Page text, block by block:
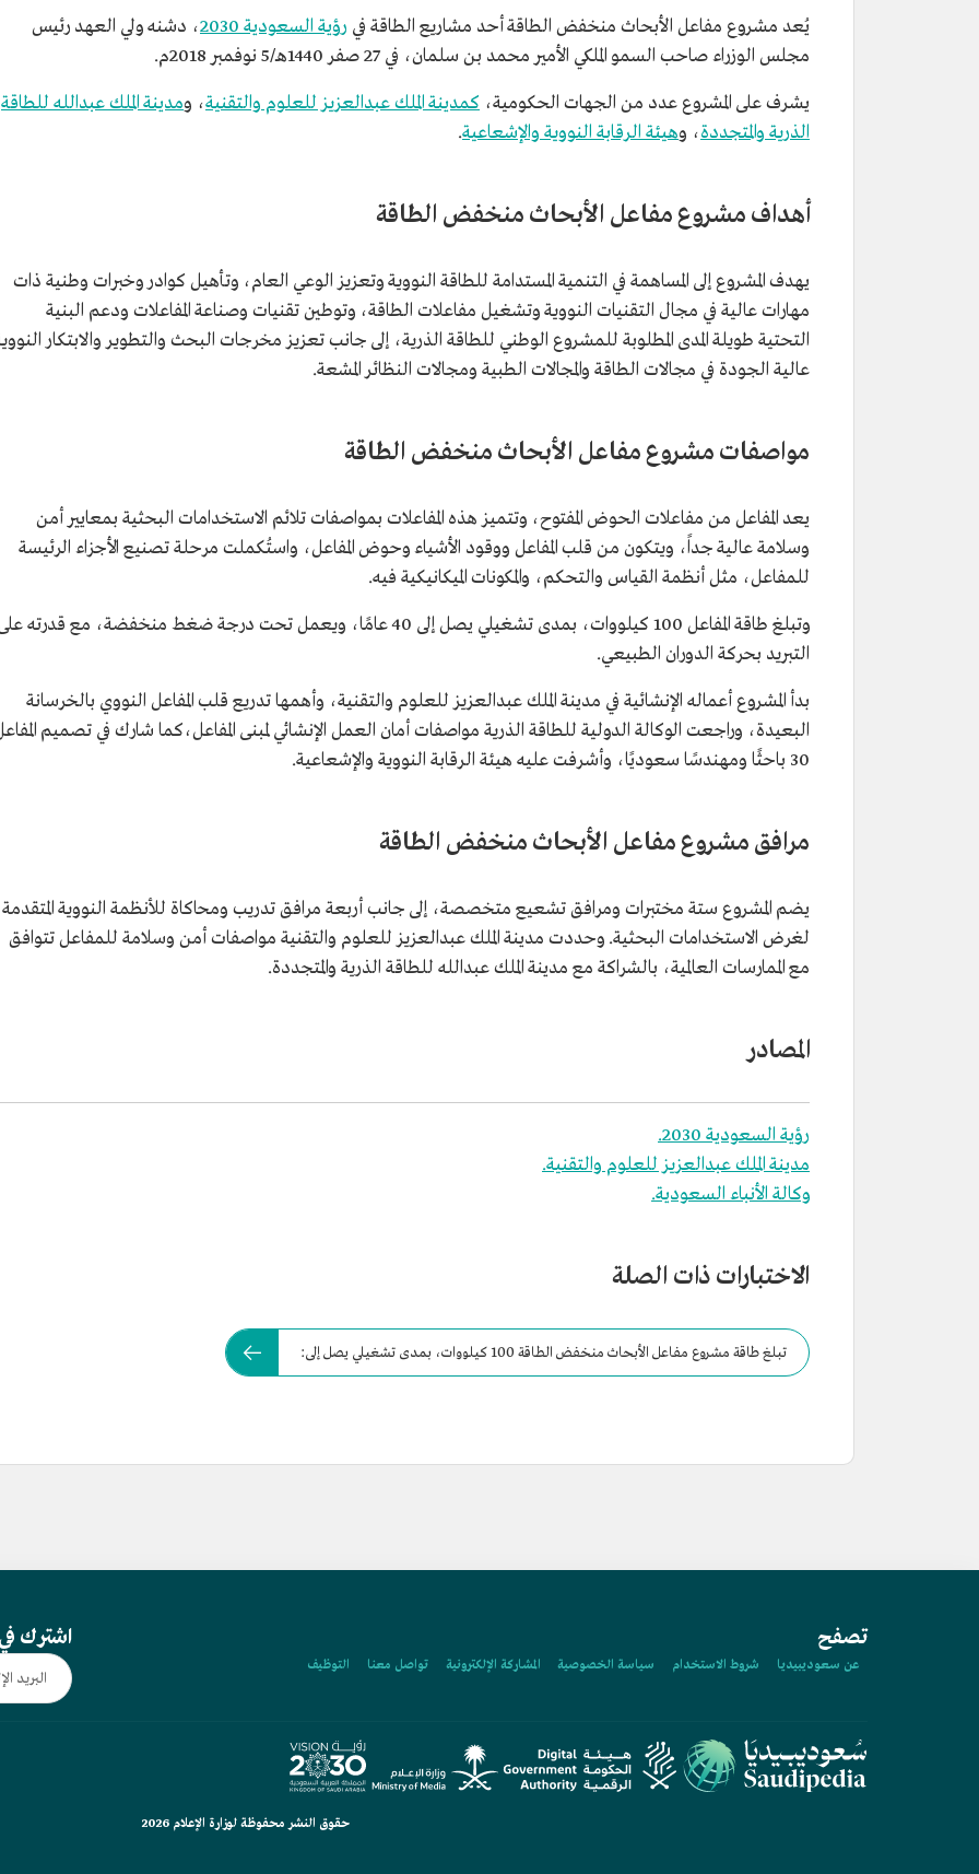
يُعد مشروع مفاعل الأبحاث منخفض الطاقة أحد مشاريع الطاقة في رؤية السعودية 2030
، دشنه ولي العهد رئيس
مجلس الوزراء صاحب السمو الملكي الأمير محمد بن سلمان، في 27 صفر 1440هـ/5 نوفمبر 2018م.
يشرف على المشروع عدد من الجهات الحكومية، كمدينة الملك عبدالعزيز للعلوم والتقنية، ومدينة الملك عبدالله للطاقة
الذرية والمتجددة، وهيئة الرقابة النووية والإشعاعية.
أهداف مشروع مفاعل الأبحاث منخفض الطاقة
يهدف المشروع إلى المساهمة في التنمية المستدامة للطاقة النووية وتعزيز الوعي العام، وتأهيل كوادر وخبرات وطنية ذات
مهارات عالية في مجال التقنيات النووية وتشغيل مفاعلات الطاقة، وتوطين تقنيات وصناعة المفاعلات ودعم البنية
التحتية طويلة المدى المطلوبة للمشروع الوطني للطاقة الذرية، إلى جانب تعزيز مخرجات البحث والتطوير والابتكار
عالية الجودة في مجالات الطاقة والمجالات الطبية ومجالات النظائر المشعة.
مواصفات مشروع مفاعل الأبحاث منخفض الطاقة
يعد المفاعل من مفاعلات الحوض المفتوح، وتتميز هذه المفاعلات بمواصفات تلائم الاستخدامات البحثية بمعايير أمن
وسلامة عالية جداً، ويتكون من قلب المفاعل ووقود الأشياء وحوض المفاعل، واستُكملت مرحلة تصنيع الأجزاء الرئيسة
للمفاعل، مثل أنظمة القياس والتحكم، والمكونات الميكانيكية فيه.
وتبلغ طاقة المفاعل 100 كيلووات، بمدى تشغيلي يصل إلى 40 عامًا، ويعمل تحت درجة ضغط منخفضة، مع قدرته
التبريد بحركة الدوران الطبيعي.
بدأ المشروع أعماله الإنشائية في مدينة الملك عبدالعزيز للعلوم والتقنية، وأهمها تدريع قلب المفاعل النووي بالخرسانة
البعيدة، وراجعت الوكالة الدولية للطاقة الذرية مواصفات أمان العمل الإنشائي لمبنى المفاعل،كما شارك في تصميم
30 باحثًا ومهندسًا سعوديًا، وأشرفت عليه هيئة الرقابة النووية والإشعاعية.
مرافق مشروع مفاعل الأبحاث منخفض الطاقة
يضم المشروع ستة مختبرات ومرافق تشعيع متخصصة، إلى جانب أربعة مرافق تدريب ومحاكاة للأنظمة النووية المتقدمة
لغرض الاستخدامات البحثية. وحددت مدينة الملك عبدالعزيز للعلوم والتقنية مواصفات أمن وسلامة للمفاعل تتوافق
مع الممارسات العالمية، بالشراكة مع مدينة الملك عبدالله للطاقة الذرية والمتجددة.
المصادر
رؤية السعودية 2030.
مدينة الملك عبدالعزيز للعلوم والتقنية.
وكالة الأنباء السعودية.
الاختبارات ذات الصلة
تبلغ طاقة مشروع مفاعل الأبحاث منخفض الطاقة 100 كيلووات، بمدى تشغيلي يصل إلى:
تصفح
عن سعوديبيديا شروط الاستخدام سياسة الخصوصية المشاركة الإلكترونية تواصل معنا التوظيف
اشترك
حقوق النشر محفوظة لوزارة الإعلام 2026